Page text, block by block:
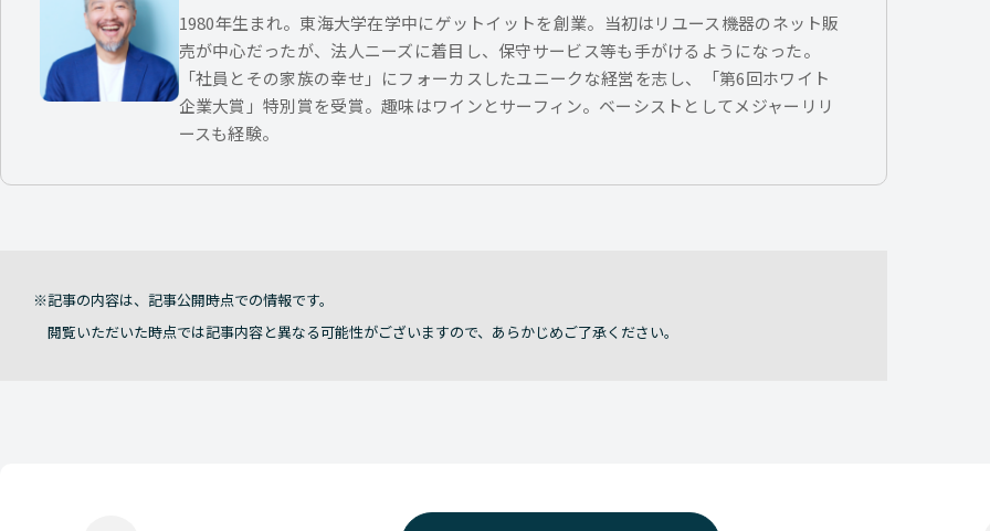
1980年生まれ。東海大学在学中にゲットイットを創業。当初はリユース機器のネット販
売が中心だったが、法人ニーズに着目し、保守サービス等も手がけるようになった。
「社員とその家族の幸せ」にフォーカスしたユニークな経営を志し、「第6回ホワイト
企業大賞」特別賞を受賞。趣味はワインとサーフィン。ベーシストとしてメジャーリリ
ースも経験。
記事の内容は、記事公開時点での情報です。
閲覧いただいた時点では記事内容と異なる可能性がございますので、あらかじめご了承ください。